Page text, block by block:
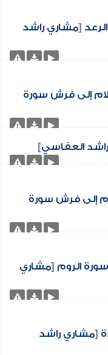
[مشاري راشد
إلى فرش سورة
العفاسي]
إلى فرش سورة
الروم [مشاري
[مشاري راشد